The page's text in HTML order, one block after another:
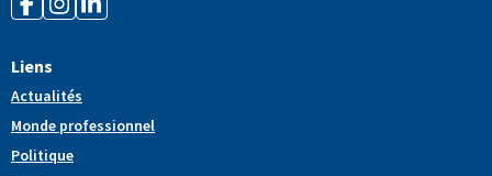
Liens
Actualités
Monde professionnel
Politique